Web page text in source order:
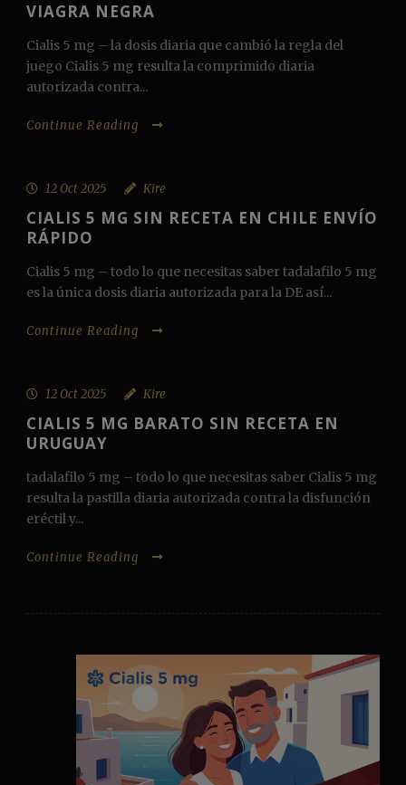
VIAGRA NEGRA
Cialis 5 mg – la dosis diaria que cambió la regla del
juego Cialis 5 mg resulta la comprimido diaria
autorizada contra...
Continue Reading
12 Oct 2025 Kire
CIALIS 5 MG SIN RECETA EN CHILE ENVÍO
RÁPIDO
Cialis 5 mg – todo lo que necesitas saber tadalafilo 5 mg
es la única dosis diaria autorizada para la DE así...
Continue Reading
12 Oct 2025 Kire
CIALIS 5 MG BARATO SIN RECETA EN
URUGUAY
tadalafilo 5 mg – todo lo que necesitas saber Cialis 5 mg
resulta la pastilla diaria autorizada contra la disfunción
eréctil y...
Continue Reading